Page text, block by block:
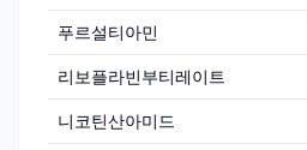
푸르설티아민
리보플라빈부티레이트
니코틴산아미드